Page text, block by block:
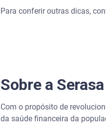
Para conferir outras dicas,
Sobre a Serasa
Com o propósito de
da saúde financeira da